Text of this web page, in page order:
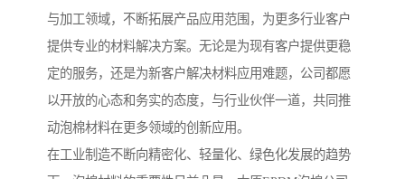
与加工领域，不断拓展产品应用范围，为更多行业客户
提供专业的材料解决方案。无论是为现有客户提供更稳
定的服务，还是为新客户解决材料应用难题，公司都愿
以开放的心态和务实的态度，与行业伙伴一道，共同推
动泡棉材料在更多领域的创新应用。
在工业制造不断向精密化、轻量化、绿色化发展的趋势